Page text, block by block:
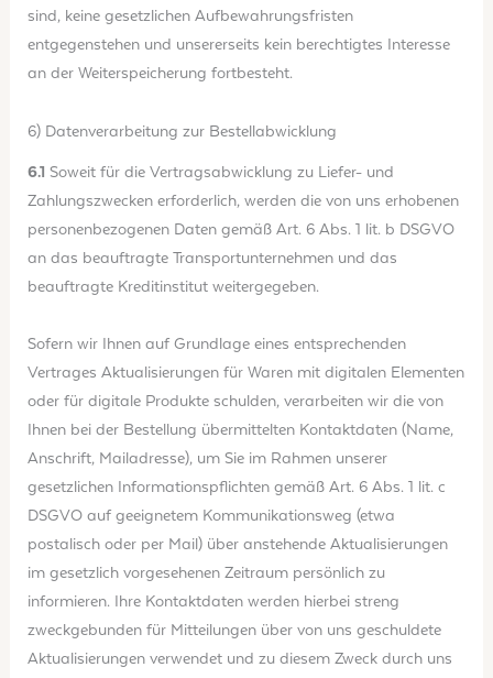
sind, keine gesetzlichen Aufbewahrungsfristen
entgegenstehen und unsererseits kein berechtigtes Interesse
an der Weiterspeicherung fortbesteht.
6) Datenverarbeitung zur Bestellabwicklung
6.1 Soweit für die Vertragsabwicklung zu Liefer- und
Zahlungszwecken erforderlich, werden die von uns erhobenen
personenbezogenen Daten gemäß Art. 6 Abs. 1 lit. b DSGVO
an das beauftragte Transportunternehmen und das
beauftragte Kreditinstitut weitergegeben.
Sofern wir Ihnen auf Grundlage eines entsprechenden
Vertrages Aktualisierungen für Waren mit digitalen Elementen
oder für digitale Produkte schulden, verarbeiten wir die von
Ihnen bei der Bestellung übermittelten Kontaktdaten (Name,
Anschrift, Mailadresse), um Sie im Rahmen unserer
gesetzlichen Informationspflichten gemäß Art. 6 Abs. 1 lit. c
DSGVO auf geeignetem Kommunikationsweg (etwa
postalisch oder per Mail) über anstehende Aktualisierungen
im gesetzlich vorgesehenen Zeitraum persönlich zu
informieren. Ihre Kontaktdaten werden hierbei streng
zweckgebunden für Mitteilungen über von uns geschuldete
Aktualisierungen verwendet und zu diesem Zweck durch uns